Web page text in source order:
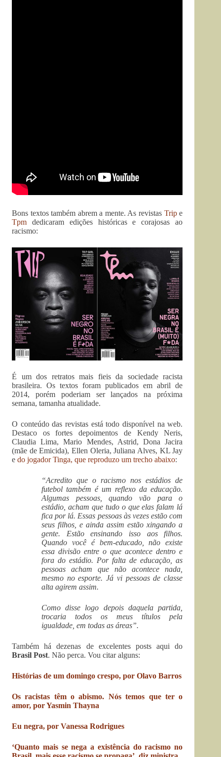
Bons textos também abrem a mente. As revistas Tripe
Tpm dedicaram edições históricas e corajosas ao
racismo:
É um dos retratos mais fieis da sociedade racista
brasileira. Os textos foram publicados em abril de
2014, porém poderiam ser lançados na próxima
semana, tamanha atualidade.
O conteúdo das revistas está todo disponível na web.
Destaco os fortes depoimentos de Kendy Neris,
Claudia Lima, Mario Mendes, Astrid, Dona Jacira
(mãe de Emicida), Ellen Oleria, Juliana Alves, KL Jay
e do jogador Tinga, que reproduzo um trecho abaixo:
“Acredito que o racismo nos estádios de
futebol também é um reflexo da educação.
Algumas pessoas, quando vão para o
estádio, acham que tudo o que elas falam lá
fica por lá. Essas pessoas às vezes estão com
seus filhos, e ainda assim estão xingando a
gente. Estão ensinando isso aos filhos.
Quando você é bem-educado, não existe
essa divisão entre o que acontece dentro e
fora do estádio. Por falta de educação, as
pessoas acham que não acontece nada,
mesmo no esporte. Já vi pessoas de classe
alta agirem assim.
Como disse logo depois daquela partida,
trocaria todos os meus títulos pela
igualdade, em todas as áreas”.
Também há dezenas de excelentes posts aqui do
Brasil Post. Não perca. Vou citar alguns:
Histórias de um domingo crespo, por Olavo Barros
Os racistas têm o abismo. Nós temos que ter o
amor, por Yasmin Thayna
Eu negra, por Vanessa Rodrigues
‘Quanto mais se nega a existência do racismo no